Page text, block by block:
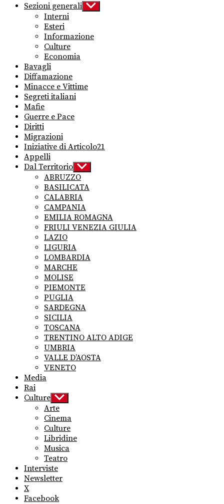
Sezioni generali Show
sub
Interni
Esteri
Informazione
Culture
Economia
Bavagli
Diffamazione
Minacce e Vittime
Segreti italiani
Mafie
Guerre e Pace
Diritti
Migrazioni
Iniziative di Articolo21
Appelli
Dal Territorio Show
sub
menu
ABRUZZO
BASILICATA
CALABRIA
CAMPANIA
EMILIA ROMAGNA
FRIULI VENEZIA GIULIA
LAZIO
LIGURIA
LOMBARDIA
MARCHE
MOLISE
PIEMONTE
PUGLIA
SARDEGNA
SICILIA
TOSCANA
TRENTINO ALTO ADIGE
UMBRIA
VALLE D’AOSTA
VENETO
Media
Rai
Culture Show
sub
menu
Arte
Cinema
Culture
Libridine
Musica
Teatro
Interviste
Newsletter
X
Facebook